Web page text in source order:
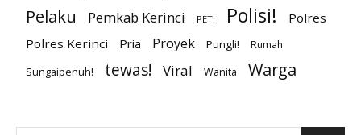
Pelaku Pemkab Kerinci PETI Polisi!
Polres
Polres Kerinci
Pria Proyek Pungli! Rumah
Sungaipenuh! tewas! Viral Wanita Warga